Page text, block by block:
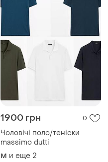
1900 грн 0
Чоловічі поло/теніски
massimo dutti
M и еще 2